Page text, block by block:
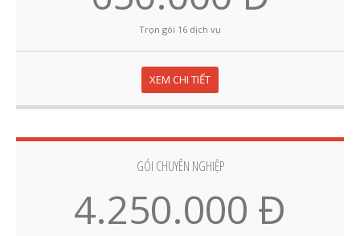
Trọn gói 16 dịch vụ
XEM CHI TIẾT
GÓI CHUYÊN NGHIỆP
4.250.000 Đ